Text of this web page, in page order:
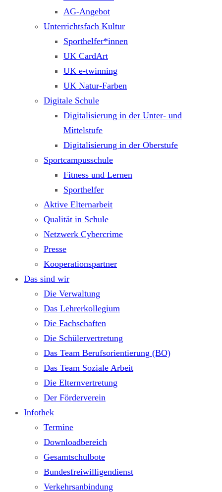
AG-Angebot
Unterrichtsfach Kultur
Sporthelfer*innen
UK CardArt
UK e-twinning
UK Natur-Farben
Digitale Schule
Digitalisierung in der Unter- und
Mittelstufe
Digitalisierung in der Oberstufe
Sportcampusschule
Fitness und Lernen
Sporthelfer
Aktive Elternarbeit
Qualität in Schule
Netzwerk Cybercrime
Presse
Kooperationspartner
Das sind wir
Die Verwaltung
Das Lehrerkollegium
Die Fachschaften
Die Schülervertretung
Das Team Berufsorientierung (BO)
Das Team Soziale Arbeit
Die Elternvertretung
Der Förderverein
Infothek
Termine
Downloadbereich
Gesamtschulbote
Bundesfreiwilligendienst
Verkehrsanbindung